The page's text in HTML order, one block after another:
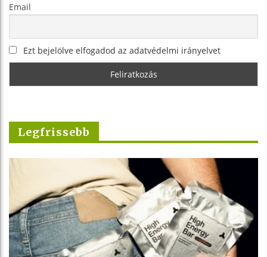
Email
Ezt bejelölve elfogadod az adatvédelmi irányelvet
Legfrissebb